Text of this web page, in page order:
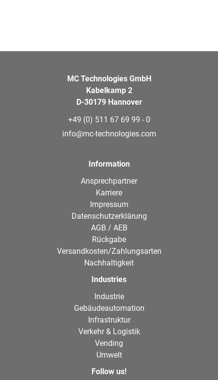
MC Technologies GmbH
Kabelkamp 2
D-30179 Hannover
+49 (0) 511 67 69 99 - 0
info@mc-technologies.com
Information
Ansprechpartner
Karriere
Impressum
Datenschutzerklärung
AGB / AEB
Rückgabe
Versandkosten/Zahlungsarten
Nachhaltigkeit
Industries
Industrie
Gebäudeautomation
Infrastruktur
Verkehr & Logistik
Vending
Umwelt
Follow us!